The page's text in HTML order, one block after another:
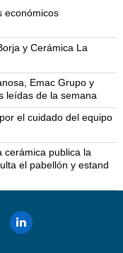
económicos
y Cerámica La
Emac Grupo y
leídas de la semana
el cuidado del equipo
cerámica publica la
el pabellón y estand